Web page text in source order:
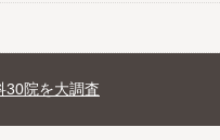
30院を大調査